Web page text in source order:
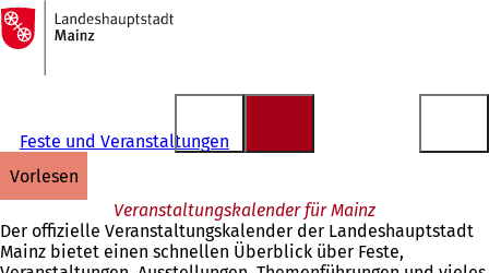
Inhalt anspringen
Zur
Startseite
Feste und Veranstaltungen
vorlesen
Veranstaltungskalender für Mainz
Der offizielle Veranstaltungskalender der Landeshauptstadt
Mainz bietet einen schnellen Überblick über Feste,